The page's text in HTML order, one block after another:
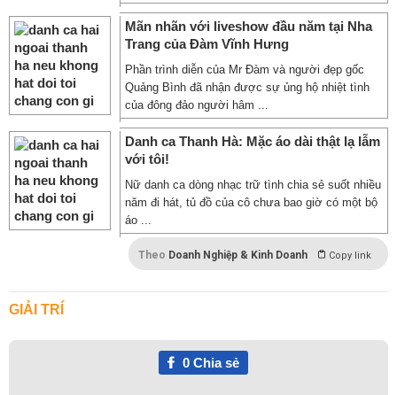
Mãn nhãn với liveshow đầu năm tại Nha
Trang của Đàm Vĩnh Hưng
Phần trình diễn của Mr Đàm và người đẹp gốc
Quảng Bình đã nhận được sự ủng hộ nhiệt tình
của đông đảo người hâm ...
Danh ca Thanh Hà: Mặc áo dài thật lạ lẫm
với tôi!
Nữ danh ca dòng nhạc trữ tình chia sẻ suốt nhiều
năm đi hát, tủ đồ của cô chưa bao giờ có một bộ
áo ...
Theo Doanh Nghiệp & Kinh Doanh Copy link
GIẢI TRÍ
0Chia sẻ